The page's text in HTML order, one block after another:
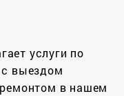
услуги по
с выездом
в нашем